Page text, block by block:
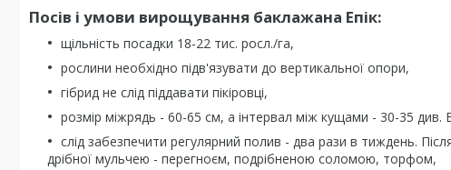
Посів і умови вирощування баклажана Епік:
щільність посадки 18-22 тис. росл./га,
рослини необхідно підв'язувати до вертикальної опори,
гібрид не слід піддавати пікіровці,
розмір міжрядь - 60-65 см, а інтервал між кущами - 30-35
слід забезпечити регулярний полив - два рази в тиждень.
дрібної мульчею - перегноєм, подрібненою соломою, торфом,